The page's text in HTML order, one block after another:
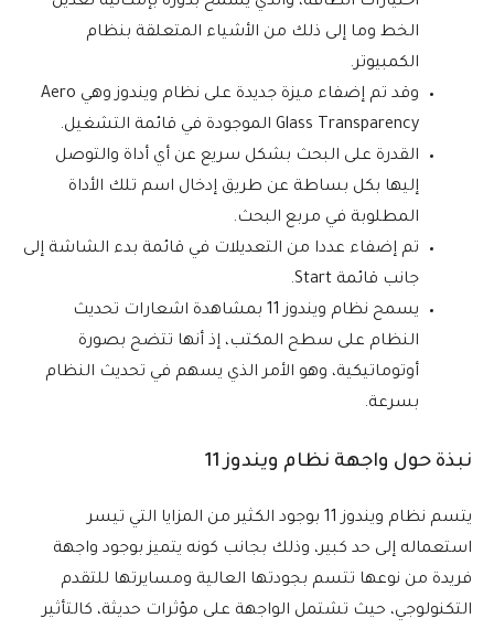
الخط وما إلى ذلك من الأشياء المتعلقة بنظام
الكمبيوتر.
وقد تم إضفاء ميزة جديدة على نظام ويندوز وهي Aero
Glass Transparency الموجودة في قائمة التشغيل.
القدرة على البحث بشكل سريع عن أي أداة والتوصل
إليها بكل بساطة عن طريق إدخال اسم تلك الأداة
المطلوبة في مربع البحث.
تم إضفاء عددا من التعديلات في قائمة بدء الشاشة إلى
جانب قائمة Start.
يسمح نظام ويندوز 11 بمشاهدة اشعارات تحديث
النظام على سطح المكتب، إذ أنها تتضح بصورة
أوتوماتيكية، وهو الأمر الذي يسهم في تحديث النظام
بسرعة.
نبذة حول واجهة نظام ويندوز 11
يتسم نظام ويندوز 11 بوجود الكثير من المزايا التي تيسر
استعماله إلى حد كبير، وذلك بجانب كونه يتميز بوجود واجهة
فريدة من نوعها تتسم بجودتها العالية ومسايرتها للتقدم
التكنولوجي، حيث تشتمل الواجهة على مؤثرات حديثة، كالتأثير